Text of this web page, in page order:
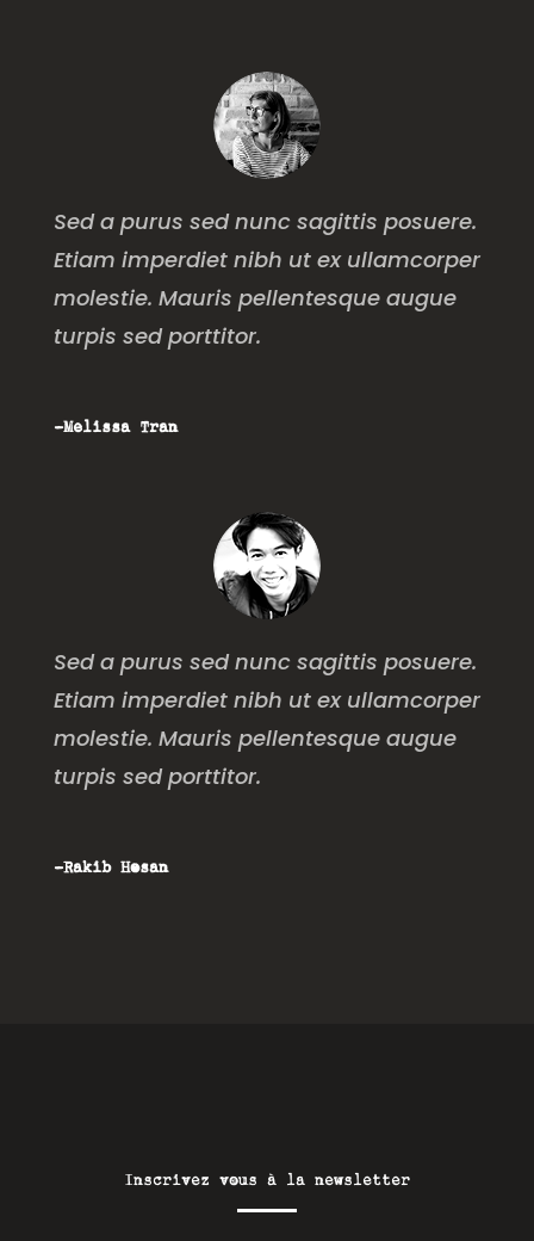
Sed a purus sed nunc sagittis posuere.
Etiam imperdiet nibh ut ex ullamcorper
molestie. Mauris pellentesque augue
turpis sed porttitor.
-Melissa Tran
Sed a purus sed nunc sagittis posuere.
Etiam imperdiet nibh ut ex ullamcorper
molestie. Mauris pellentesque augue
turpis sed porttitor.
-Rakib Hosan
Inscrivez vous à la newsletter